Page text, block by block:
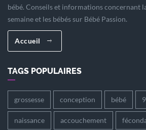
bébé. Conseils et informations concernant
semaine et les bébés sur Bébé Passion.
Accueil
TAGS POPULAIRES
grossesse conception bébé
naissance accouchement